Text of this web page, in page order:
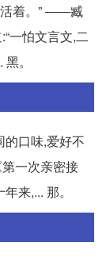
活着。” ——臧
一怕文言文,二
。
的口味,爱好不
一次亲密接
来,... 那。